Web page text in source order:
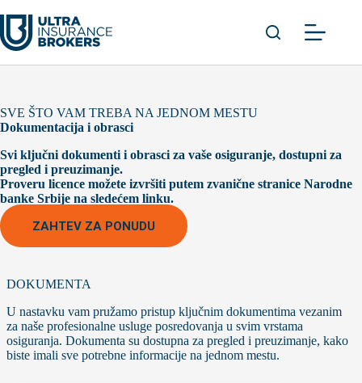
content
SVE ŠTO VAM TREBA NA JEDNOM MESTU
Dokumentacija i obrasci
Svi ključni dokumenti i obrasci za vaše osiguranje, dostupni za
pregled i preuzimanje.
Proveru licence možete izvršiti putem zvanične stranice Narodne
banke Srbije na sledećem linku.
ZAHTEV ZA PONUDU
DOKUMENTA
U nastavku vam pružamo pristup ključnim dokumentima vezanim
za naše profesionalne usluge posredovanja u svim vrstama
osiguranja. Dokumenta su dostupna za pregled i preuzimanje, kako
biste imali sve potrebne informacije na jednom mestu.